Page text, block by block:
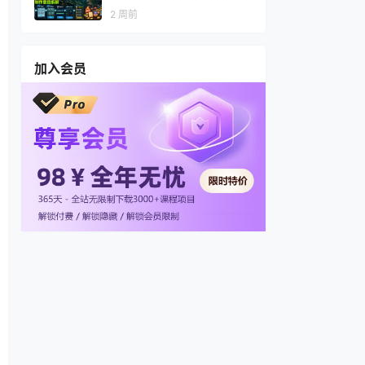
视频，多渠道变现，全套制作
思路拆解
2 周前
加入会员